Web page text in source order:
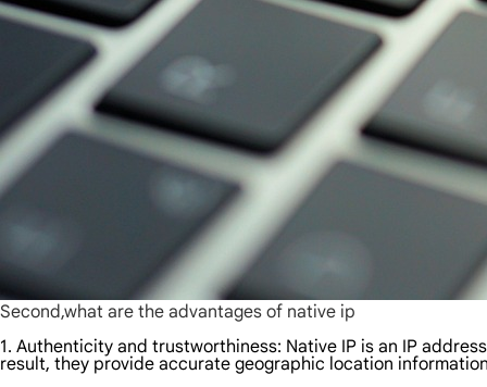
Second,what are the advantages of native ip
1. Authenticity and trustworthiness: Native IP is an IP
result, they provide accurate geographic location